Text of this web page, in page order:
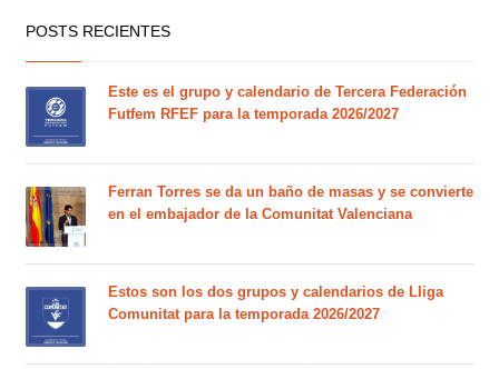
POSTS RECIENTES
Este es el grupo y calendario de Tercera Federación
Futfem RFEF para la temporada 2026/2027
Ferran Torres se da un baño de masas y se convierte
en el embajador de la Comunitat Valenciana
Estos son los dos grupos y calendarios de Lliga
Comunitat para la temporada 2026/2027